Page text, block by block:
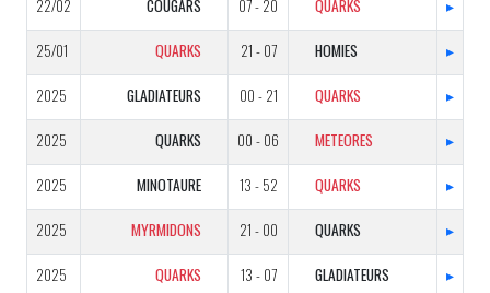
22/02 COUGARS 07 - 20 QUARKS ▸
25/01 QUARKS 21 - 07 HOMIES ▸
2025 GLADIATEURS 00 - 21 QUARKS ▸
2025 QUARKS 00 - 06 METEORES ▸
2025 MINOTAURE 13 - 52 QUARKS ▸
2025 MYRMIDONS 21 - 00 QUARKS ▸
2025 QUARKS 13 - 07 GLADIATEURS ▸